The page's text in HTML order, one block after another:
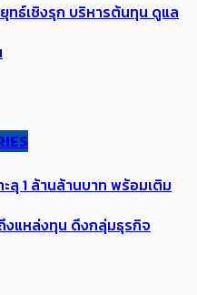
ทธ์เชิงรุก บริหารต้นทุน ดูแล
ลุ 1 ล้านล้านบาท พร้อมเติม
งแหล่งทุน ดึงกลุ่มธุรกิจ